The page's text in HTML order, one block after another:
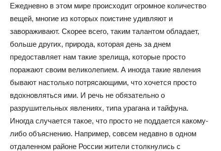
Ежедневно в этом мире происходит огромное количество
вещей, многие из которых поистине удивляют и
завораживают. Скорее всего, таким талантом обладает,
больше других, природа, которая день за днем
предоставляет нам такие зрелища, которые просто
поражают своим великолепием. А иногда такие явления
бывают настолько потрясающими, что хочется просто
вдохновляться ими. И речь не обязательно о
разрушительных явлениях, типа урагана и тайфуна.
Иногда случается такое, что просто не поддается какому-
либо объяснению. Например, совсем недавно в одном
отдаленном районе России жители столкнулись с